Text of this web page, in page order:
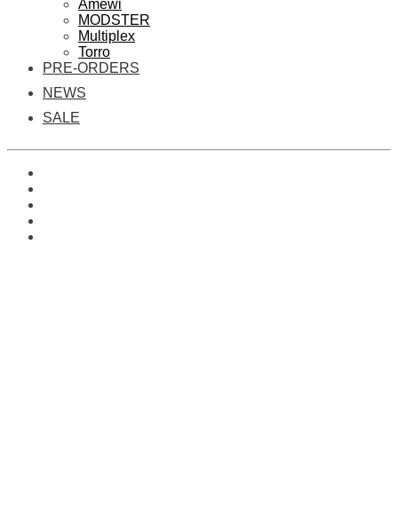
Amewi
MODSTER
Multiplex
Torro
PRE-ORDERS
NEWS
SALE